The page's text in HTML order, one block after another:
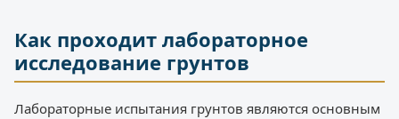
Как проходит лабораторное
исследование грунтов
Лабораторные испытания грунтов являются основным